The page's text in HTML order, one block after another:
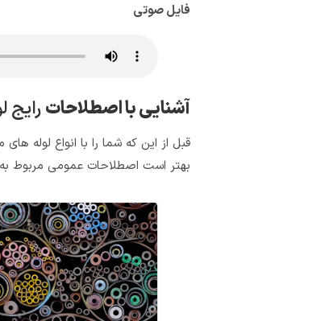
فایل صوتی
آشنایی با اصطلاحاترایج
قبل از این که شما را با انواع لوله‌
بهتر است اصطلاحات عمومی مربوط به